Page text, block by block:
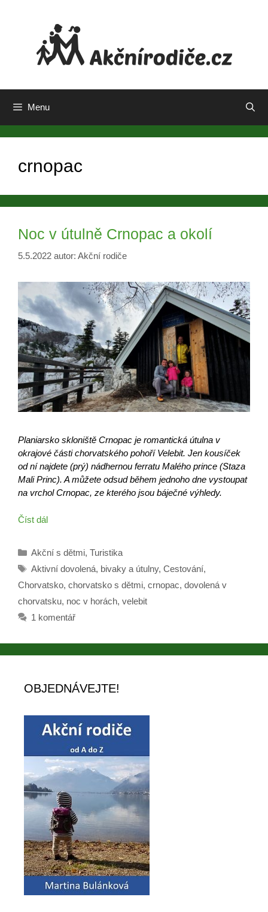
Menu
crnopac
Noc v útulně Crnopac a okolí
5.5.2022 autor: Akční rodiče
Planiarsko skloniště Crnopac je romantická útulna v
okrajové části chorvatského pohoří Velebit. Jen kousíček
od ní najdete (prý) nádhernou ferratu Malého prince (Staza
Mali Princ). A můžete odsud během jednoho dne vystoupat
na vrchol Crnopac, ze kterého jsou báječné výhledy.
Číst dál
Rubriky
Akční s dětmi, Turistika
Štítky
Aktivní dovolená, bivaky a útulny, Cestování,
Chorvatsko, chorvatsko s dětmi, crnopac, dovolená v
chorvatsku, noc v horách, velebit
1 komentář
OBJEDNÁVEJTE!